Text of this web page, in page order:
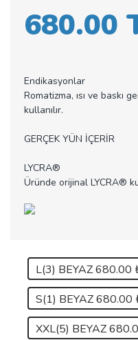
680.00
Endikasyonlar
Romatizma, ısı ve baskı
kullanılır.
GERÇEK YÜN İÇERİR
LYCRA®
Üründe orijinal LYCRA®
L(3) BEYAZ 680.00
S(1) BEYAZ 680.00
XXL(5) BEYAZ